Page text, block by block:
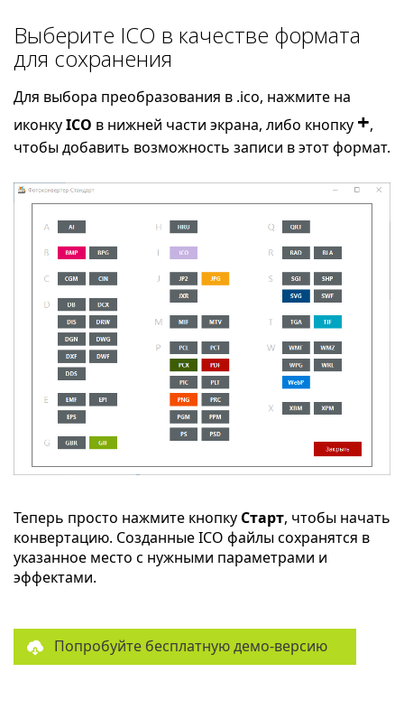
Выберите ICO в качестве формата
для сохранения
Для выбора преобразования в .ico, нажмите на
иконкуICO в нижней части экрана, либо кнопку +,
чтобы добавить возможность записи в этот формат.
Теперь просто нажмите кнопку Старт, чтобы начать
конвертацию. Созданные ICO файлы сохранятся в
указанное место с нужными параметрами и
эффектами.
Попробуйте бесплатную демо-версию